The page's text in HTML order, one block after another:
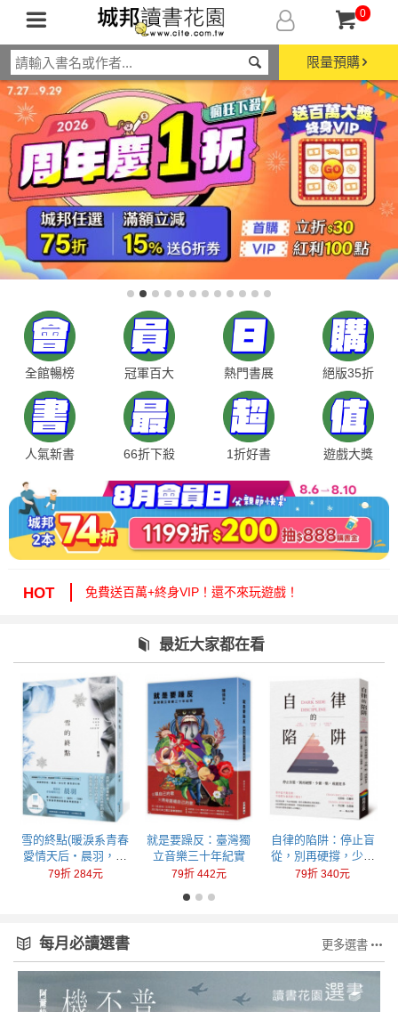
0
限量預購
全館暢榜 冠軍百大 熱門書展 絕版35折
人氣新書 66折下殺 1折好書 遊戲大獎
HOT
絕版35折，年度唯一！快來周年慶逛逛！
周年慶1折起！滿額再減15%送6折券！
最近大家都在看
雪的終點(暖淚系青春
愛情天后‧晨羽，全
新加筆黑暗純愛系列
79折 284元
就是要躁反：臺灣獨
立音樂三十年紀實
79折 442元
自律的陷阱：停止盲
從，別再硬撐，少做
一點，成就更多
79折 340元
每月必讀選書 更多選書